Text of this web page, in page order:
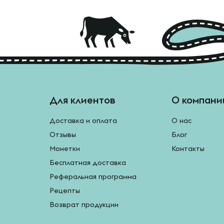
Для клиентов
Доставка и оплата
Отзывы
Монетки
Бесплатная доставка
Реферальная программа
Рецепты
Возврат продукции
О
О нас
Блог
Контакты